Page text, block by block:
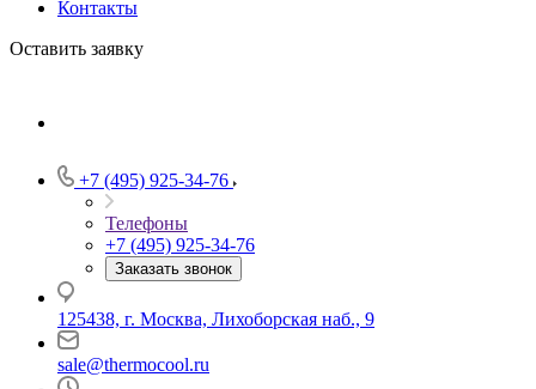
Контакты
Оставить заявку
+7 (495) 925-34-76
Телефоны
+7 (495) 925-34-76
Заказать звонок
125438, г. Москва, Лихоборская наб., 9
sale@thermocool.ru